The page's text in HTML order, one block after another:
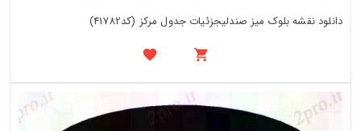
دانلود نقشه بلوک میز صندلیجزئیات جدول مرکز (کد41782)